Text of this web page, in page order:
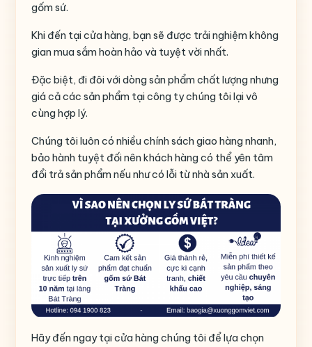
gốm sứ.
Khi đến tại cửa hàng, bạn sẽ được trải nghiệm không
gian mua sắm hoàn hảo và tuyệt vời nhất.
Đặc biệt, đi đôi với dòng sản phẩm chất lượng nhưng
giá cả các sản phẩm tại công ty chúng tôi lại vô
cùng hợp lý.
Chúng tôi luôn có nhiều chính sách giao hàng nhanh,
bảo hành tuyệt đối nên khách hàng có thể yên tâm
đổi trả sản phẩm nếu như có lỗi từ nhà sản xuất.
Hãy đến ngay tại cửa hàng chúng tôi để lựa chọn